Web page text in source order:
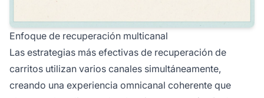
Enfoque de recuperación multicanal
Las estrategias más efectivas de recuperación de
carritos utilizan varios canales simultáneamente,
creando una experiencia omnicanal coherente que